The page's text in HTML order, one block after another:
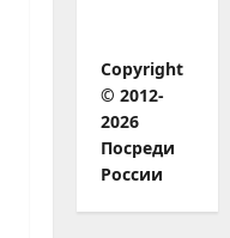
Copyright
© 2012-
2026
Посреди
России